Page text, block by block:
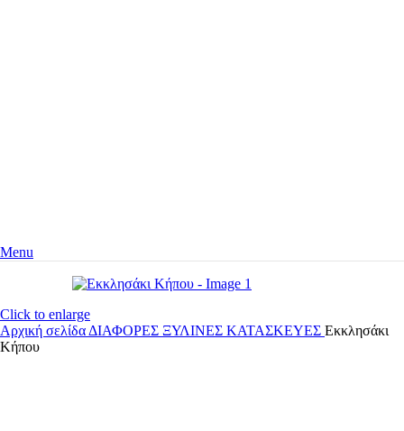
Menu
Click to enlarge
Αρχική σελίδα ΔΙΑΦΟΡΕΣ ΞΥΛΙΝΕΣ ΚΑΤΑΣΚΕΥΕΣ Εκκλησάκι
Κήπου